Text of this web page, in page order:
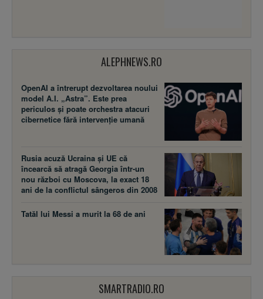
ALEPHNEWS.RO
OpenAI a întrerupt dezvoltarea noului
model A.I. „Astra”. Este prea
periculos și poate orchestra atacuri
cibernetice fără intervenție umană
Rusia acuză Ucraina şi UE că
încearcă să atragă Georgia într-un
nou război cu Moscova, la exact 18
ani de la conflictul sângeros din 2008
Tatăl lui Messi a murit la 68 de ani
SMARTRADIO.RO